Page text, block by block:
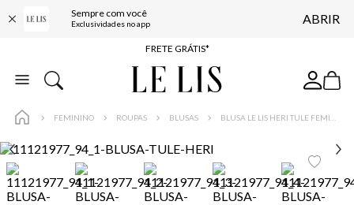
Sempre com você
Exclusividades no app ABRIR
ENTREGA EXPRESSA*
FRETE GRÁTIS*
BAIXE O APP
FEMININO ROUPAS BLUSAS